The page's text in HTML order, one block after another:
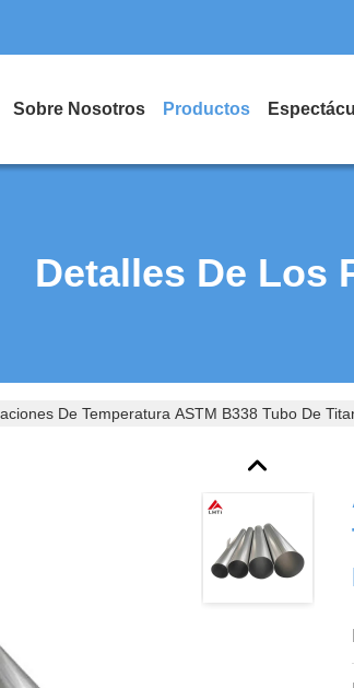
Sobre Nosotros Productos
Detalles De Los
De Temperatura ASTM B338 Tubo De